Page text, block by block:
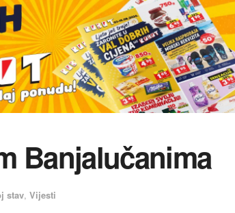
Banjalučanima
stav, Vijesti